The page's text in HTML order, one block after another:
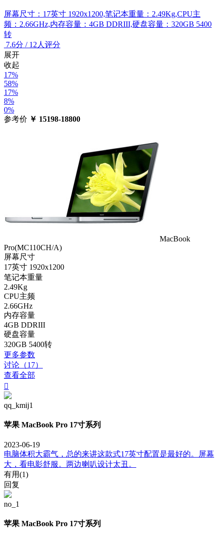
屏幕尺寸：17英寸 1920x1200,笔记本重量：2.49Kg,CPU主
频：2.66GHz,内存容量：4GB DDRIII,硬盘容量：320GB 5400
转
7.6分 / 12人评分
展开
收起
17%
58%
17%
8%
0%
参考价 ￥ 15198-18800
MacBook
Pro(MC110CH/A)
屏幕尺寸
17英寸 1920x1200
笔记本重量
2.49Kg
CPU主频
2.66GHz
内存容量
4GB DDRIII
硬盘容量
320GB 5400转
更多参数
讨论（17）
查看全部

qq_kmij1
苹果 MacBook Pro 17寸系列
2023-06-19
电脑体积大霸气，总的来讲这款式17英寸配置是最好的。屏幕
大，看电影舒服。两边喇叭设计太丑。
有用(1)
回复
no_1
苹果 MacBook Pro 17寸系列